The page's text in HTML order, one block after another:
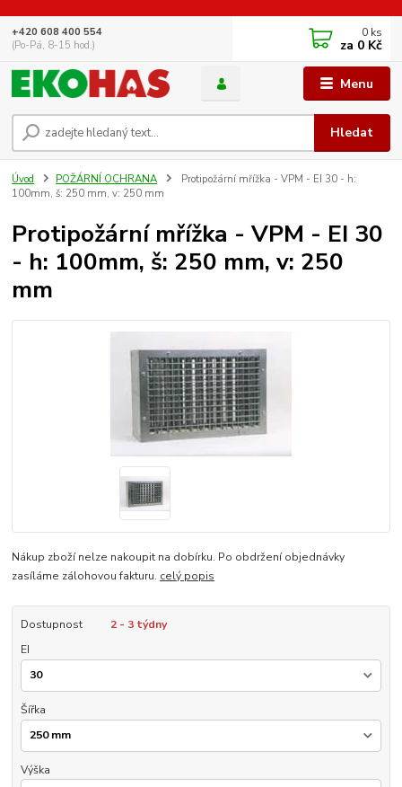
Menu
Hledat
+420 608 400 554
(Po-Pá, 8-15 hod.)
0 ks
za 0 Kč
Úvod POŽÁRNÍ OCHRANA
Protipožární mřížka - VPM - EI 30 - h:
100mm, š: 250 mm, v: 250 mm
Protipožární mřížka - VPM - EI 30
- h: 100mm, š: 250 mm, v: 250
mm
Nákup zboží nelze nakoupit na dobírku. Po obdržení objednávky
zasíláme zálohovou fakturu. celý popis
Dostupnost
2 - 3 týdny
EI
Šířka
Výška